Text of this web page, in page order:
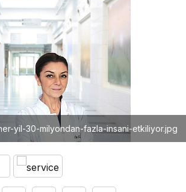
yil-30-milyondan-fazla-insani-etkiliyor.jpg